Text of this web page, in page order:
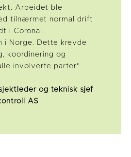
Arbeidet ble
tilnærmet normal drift
i Corona-
i Norge. Dette krevde
koordinering og
involverte parter".
og teknisk sjef
AS